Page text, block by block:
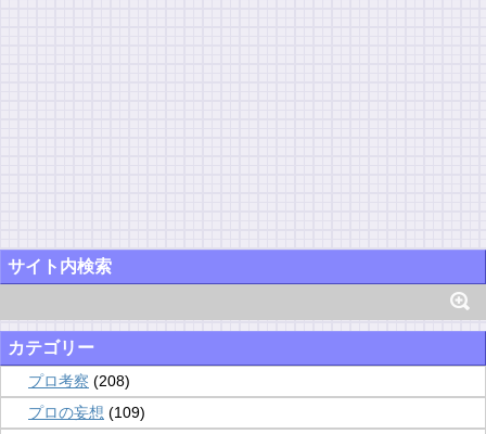
サイト内検索
カテゴリー
プロ考察 (208)
プロの妄想 (109)